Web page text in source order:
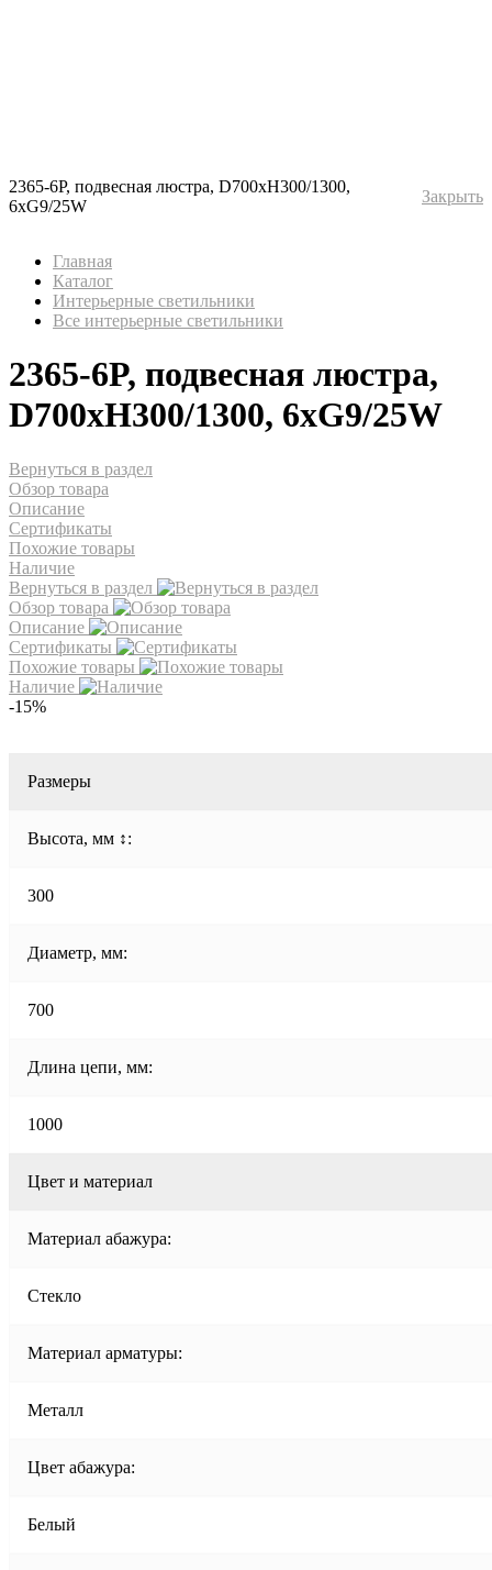
2365-6P, подвесная люстра, D700xH300/1300,
6xG9/25W
Закрыть
Главная
Каталог
Интерьерные светильники
Все интерьерные светильники
2365-6P, подвесная люстра,
D700xH300/1300, 6xG9/25W
Вернуться в раздел
Обзор товара
Описание
Сертификаты
Похожие товары
Наличие
Вернуться в раздел
Обзор товара
Описание
Сертификаты
Похожие товары
Наличие
-15%
Размеры
Высота, мм ↕:
300
Диаметр, мм:
700
Длина цепи, мм:
1000
Цвет и материал
Материал абажура:
Стекло
Материал арматуры:
Металл
Цвет абажура:
Белый